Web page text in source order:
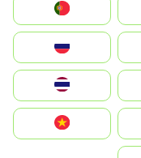
Nederland
Slovensko
United States